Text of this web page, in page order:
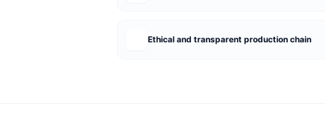
Ethical and transparent production chain